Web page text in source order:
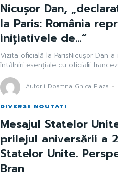
Nicușor Dan,
la Paris: România
inițiativele de…”
Vizita oficială la ParisNicușor Dan
întâlniri esențiale cu oficialii
Autorii Doamna Ghica Plaza -
DIVERSE NOUTATI
Mesajul Statelor
prilejul aniversării a
Statelor Unite.
Bran